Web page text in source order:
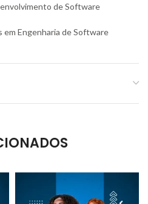
de Software
Engenharia de Software